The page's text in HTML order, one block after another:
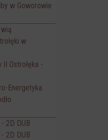
w Goworowie
w
Ostrołęka -
Energetyka
2D DUB
2D DUB